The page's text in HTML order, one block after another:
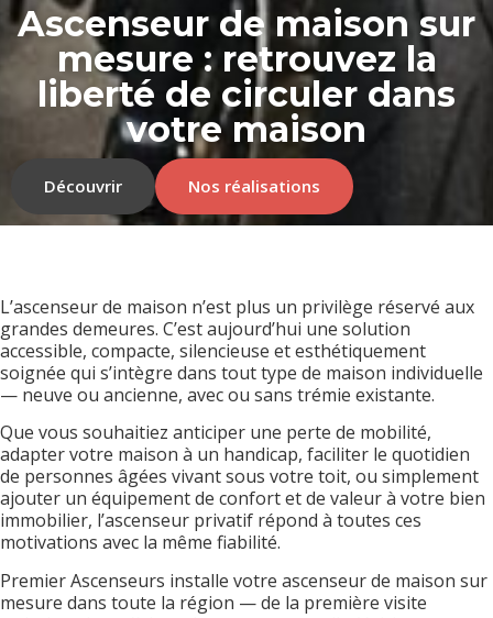
Ascenseur de maison sur
mesure : retrouvez la
liberté de circuler dans
votre maison
Découvrir Nos réalisations
L’ascenseur de maison n’est plus un privilège réservé aux
grandes demeures. C’est aujourd’hui une solution
accessible, compacte, silencieuse et esthétiquement
soignée qui s’intègre dans tout type de maison individuelle
— neuve ou ancienne, avec ou sans trémie existante.
Que vous souhaitiez anticiper une perte de mobilité,
adapter votre maison à un handicap, faciliter le quotidien
de personnes âgées vivant sous votre toit, ou simplement
ajouter un équipement de confort et de valeur à votre bien
immobilier, l’ascenseur privatif répond à toutes ces
motivations avec la même fiabilité.
Premier Ascenseurs installe votre ascenseur de maison sur
mesure dans toute la région — de la première visite